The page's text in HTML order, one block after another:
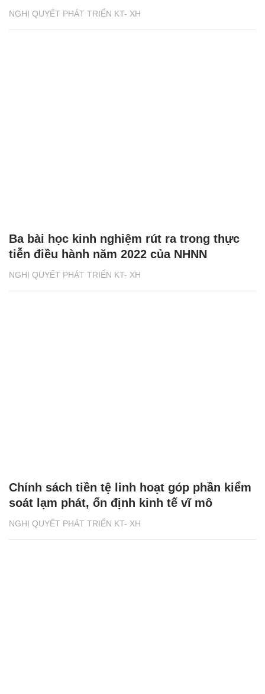
NGHỊ QUYẾT PHÁT TRIỂN KT- XH
NGHỊ QUYẾT PHÁT TRIỂN KT- XH
Ba bài học kinh nghiệm rút ra trong thực
tiễn điều hành năm 2022 của NHNN
NGHỊ QUYẾT PHÁT TRIỂN KT- XH
Chính sách tiền tệ linh hoạt góp phần kiểm
soát lạm phát, ổn định kinh tế vĩ mô